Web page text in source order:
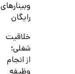
وبینارهای
رایگان
خلاقیت
شغلی؛
از انجام